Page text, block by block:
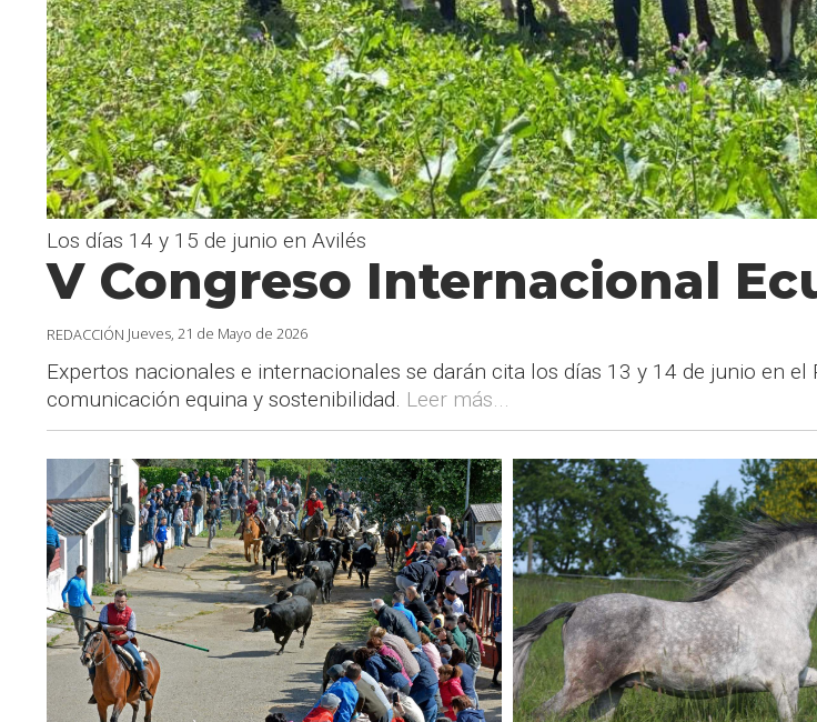
Los días 14 y 15 de junio en Avilés
V Congreso Internacional
REDACCIÓN Jueves, 21 de Mayo de 2026
Expertos nacionales e internacionales se darán cita los días 13 y 14 de junio en
comunicación equina y sostenibilidad. Leer más...